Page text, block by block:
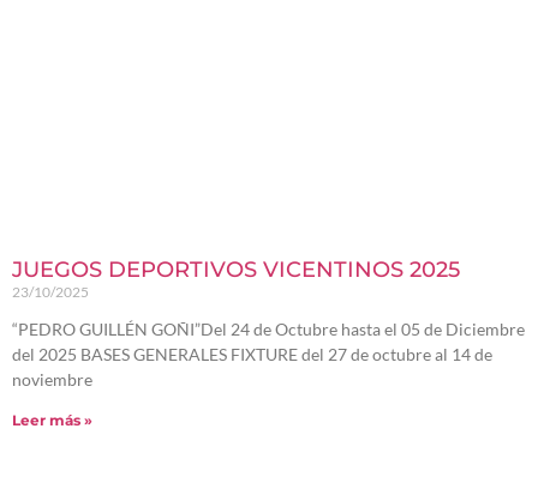
JUEGOS DEPORTIVOS VICENTINOS 2025
23/10/2025
“PEDRO GUILLÉN GOÑI”Del 24 de Octubre hasta el 05 de Diciembre
del 2025 BASES GENERALES FIXTURE del 27 de octubre al 14 de
noviembre
Leer más »